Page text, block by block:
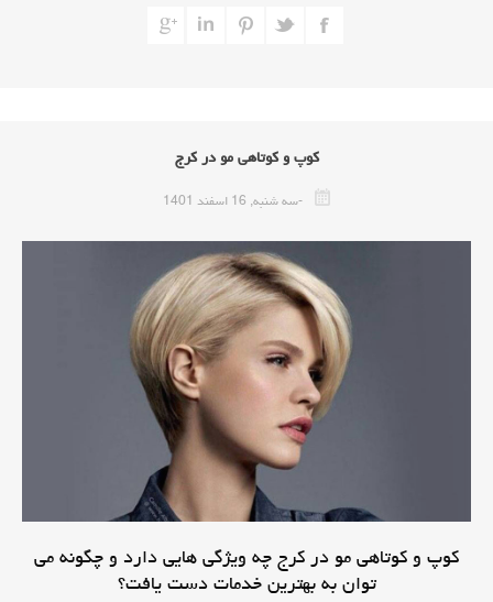
کوپ و کوتاهی مو در کرج
-سه شنبه, 16 اسفند 1401
کوپ و کوتاهی مو در کرج چه ویژگی هایی دارد و چگونه می
توان به بهترین خدمات دست یافت؟